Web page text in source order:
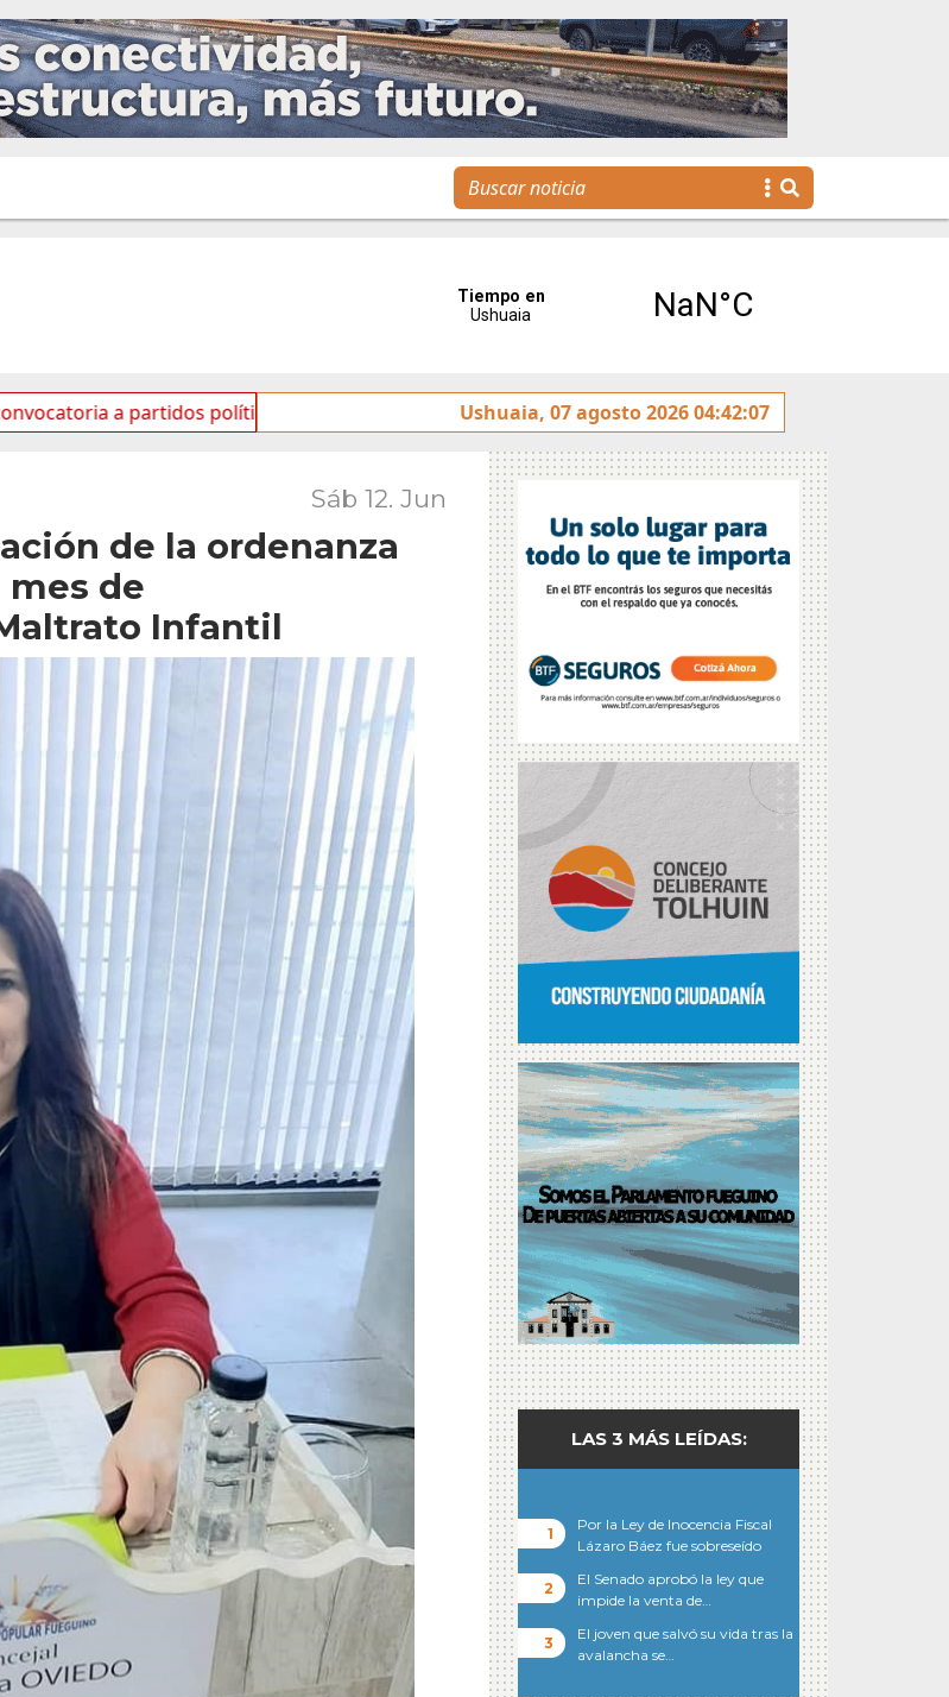
partidos políticos por «ficha limpia» Se realizó la reunión de Labor Parlamentaria previa a la 5.ª
Ushuaia, 07 agosto 2026 04:42:07
Sáb 12. Jun
de la ordenanza
mes de
Infantil
LAS 3 MÁS LEÍDAS:
Por la Ley de Inocencia Fiscal
Lázaro Báez fue sobreseído
El Senado aprobó la ley que
impide la venta de…
El joven que salvó su vida tras la
avalancha se…